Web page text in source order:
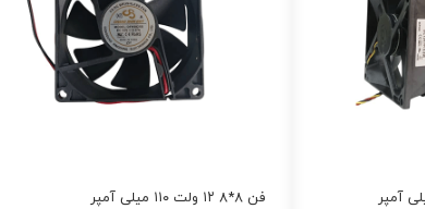
فن ۸*۸ ۱۲ ولت ۱۱۰ میلی آمپر